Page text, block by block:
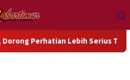
Lebih Serius Terhadap Isu